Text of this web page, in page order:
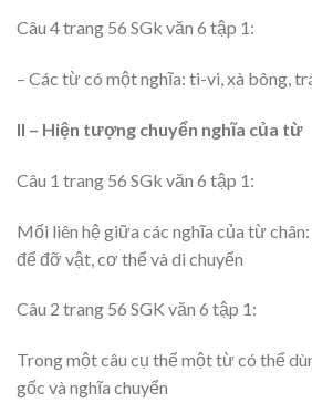
Câu 4 trang 56 SGk văn 6 tập 1:
– Các từ có một nghĩa: ti-vi, xà bông,
II – Hiện tượng chuyển nghĩa của từ
Câu 1 trang 56 SGk văn 6 tập 1:
Mối liên hệ giữa các nghĩa của từ
để đỡ vật, cơ thể và di chuyển
Câu 2 trang 56 SGK văn 6 tập 1:
Trong một câu cụ thể một từ có thể
gốc và nghĩa chuyển